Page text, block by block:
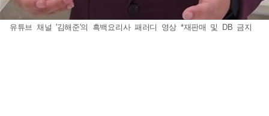
유튜브 채널 '김해준'의 흑백요리사 패러디 영상 *재판매 및 DB 금지